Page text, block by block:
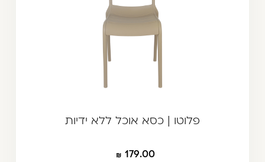
פלוטו | כסא אוכל ללא ידיות
179.00